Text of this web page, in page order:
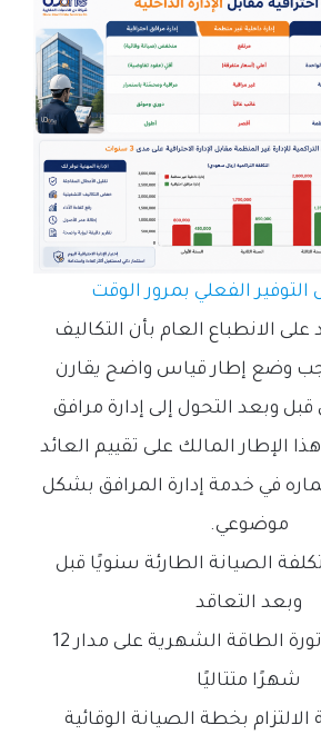
الفعلي بمرور الوقت
على الانطباع العام بأن التكاليف
وضع إطار قياس واضح يقارن
قبل وبعد التحول إلى إدارة مرافق
الإطار المالك على تقييم العائد
في خدمة إدارة المرافق بشكل
موضوعي.
الصيانة الطارئة سنويًا قبل
وبعد التعاقد
تتبع متوسط فاتورة الطاقة الشهرية على مدار 12
شهرًا متتاليًا
بخطة الصيانة الوقائية